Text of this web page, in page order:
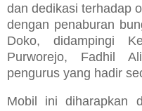
dan dedikasi terhadap
dengan penaburan
Doko, didampingi
Purworejo, Fadhil
pengurus yang hadir
Mobil ini diharapkan